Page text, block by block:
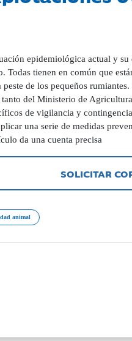
epidemiológica actual y
Todas tienen en común que
de los pequeños rumiantes.
del Ministerio de
de vigilancia y
una serie de medidas
da una cuenta precisa
SOLICITAR
animal